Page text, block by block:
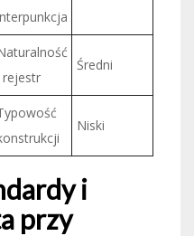
rejestr
Średni
Niski
i
przy